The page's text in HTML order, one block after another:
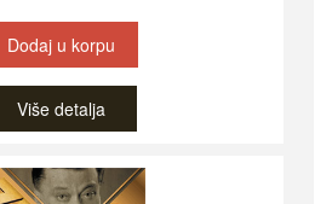
Dodaj u korpu
Više detalja